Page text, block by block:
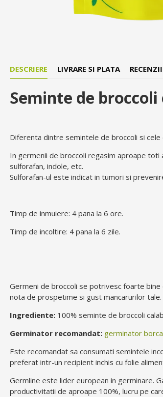
DESCRIERE LIVRARE SI PLATA RECENZII
Seminte de
Diferenta dintre semintele de broccoli si
In germenii de broccoli regasim aproape
sulforafan, indole, etc.
Sulforafan-ul este indicat in tumori si
Timp de inmuiere: 4 pana la 6 ore.
Timp de incoltire: 4 pana la 6 zile.
Germeni de broccoli se potrivesc foarte bine
nota de prospetime si gust mancarurilor tale.
Ingrediente: 100% seminte de broccoli
Germinator recomandat: germinator
Este recomandat sa consumati semintele
preferat intr-un recipient inchis cu folie
Germline este lider european in germinare.
productivitatii de aproape 100%, lucru pe